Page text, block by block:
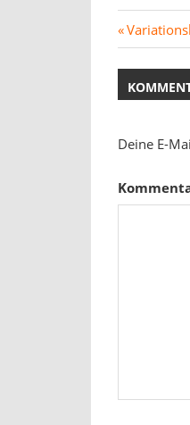
Vorheriger
Beitrag:
Deine E-